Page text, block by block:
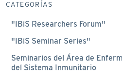
CATEGORÍAS
"IBiS Researchers Forum"
"IBiS Seminar Series"
Seminarios del Área de
del Sistema Inmunitario